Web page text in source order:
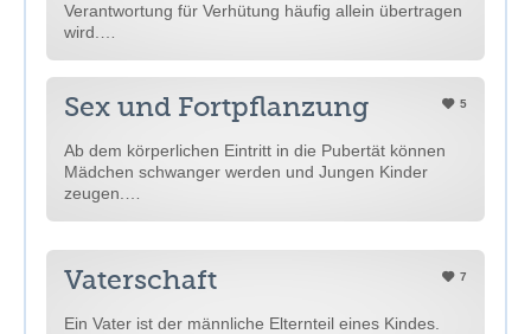
Verantwortung für Verhütung häufig allein übertragen
wird.…
Sex und Fortpflanzung 5
Ab dem körperlichen Eintritt in die Pubertät können
Mädchen schwanger werden und Jungen Kinder
zeugen.…
Vaterschaft 7
Ein Vater ist der männliche Elternteil eines Kindes.